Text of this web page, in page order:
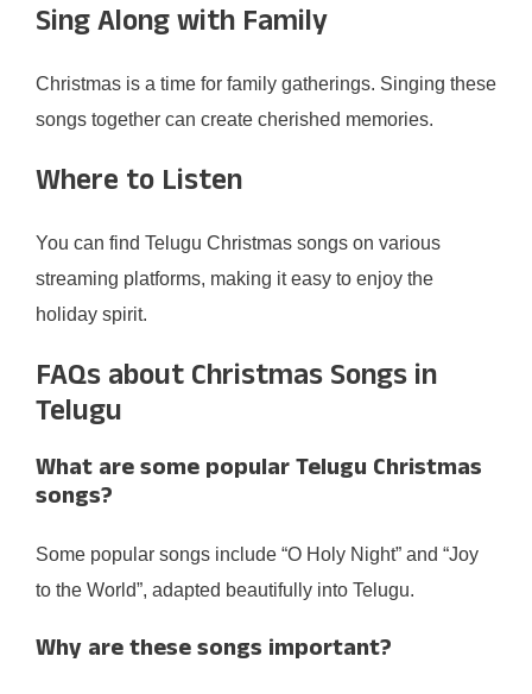
Sing Along with Family
Christmas is a time for family gatherings. Singing these
songs together can create cherished memories.
Where to Listen
You can find Telugu Christmas songs on various
streaming platforms, making it easy to enjoy the
holiday spirit.
FAQs about Christmas Songs in
Telugu
What are some popular Telugu Christmas
songs?
Some popular songs include “O Holy Night” and “Joy
to the World”, adapted beautifully into Telugu.
Why are these songs important?